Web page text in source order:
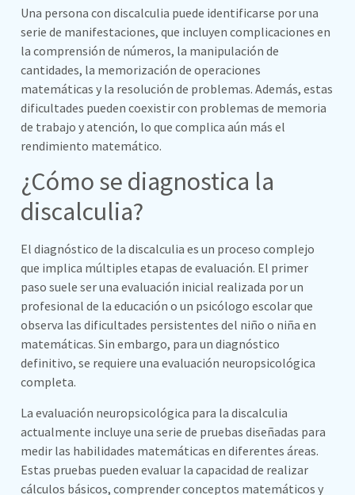
Una persona con discalculia puede identificarse por una
serie de manifestaciones, que incluyen complicaciones en
la comprensión de números, la manipulación de
cantidades, la memorización de operaciones
matemáticas y la resolución de problemas. Además, estas
dificultades pueden coexistir con problemas de memoria
de trabajo y atención, lo que complica aún más el
rendimiento matemático.
¿Cómo se diagnostica la
discalculia?
El diagnóstico de la discalculia es un proceso complejo
que implica múltiples etapas de evaluación. El primer
paso suele ser una evaluación inicial realizada por un
profesional de la educación o un psicólogo escolar que
observa las dificultades persistentes del niño o niña en
matemáticas. Sin embargo, para un diagnóstico
definitivo, se requiere una evaluación neuropsicológica
completa.
La evaluación neuropsicológica para la discalculia
actualmente incluye una serie de pruebas diseñadas para
medir las habilidades matemáticas en diferentes áreas.
Estas pruebas pueden evaluar la capacidad de realizar
cálculos básicos, comprender conceptos matemáticos y